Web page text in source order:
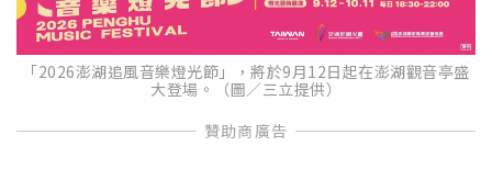
「2026澎湖追風音樂燈光節」，將於9月12日起在澎湖觀音亭盛
大登場。（圖／三立提供）